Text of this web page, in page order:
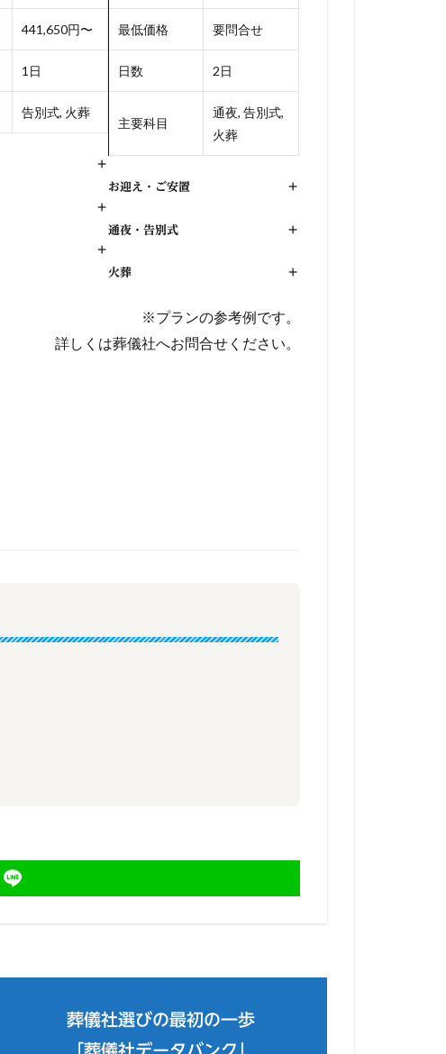
441,650円〜
1日
告別式, 火葬
+
+
+
最低価格 要問合せ
日数 2日
主要科目
通夜, 告別式,
火葬
お迎え・ご安置 +
通夜・告別式 +
火葬 +
※プランの参考例です。
詳しくは葬儀社へお問合せください。
葬儀社選びの最初の一歩
「葬儀社データバンク」